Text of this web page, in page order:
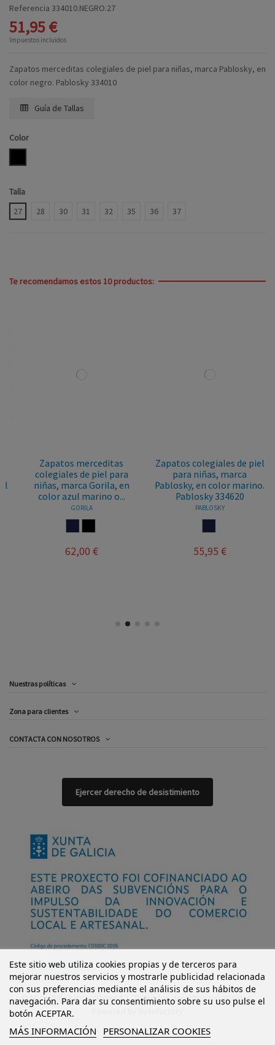
Referencia 334010.NEGRO.27
51,95 €
Impuestos incluidos
Zapatos merceditas colegiales de piel para niñas, marca Pablosky, en
color negro. Pablosky 334010
Guía de Tallas
Color
Talla
27
28 30 31 32 35 36 37
Te recomendamos estos 10 productos:
Zapatos merceditas
colegiales de piel para
niñas, marca Gorila, en
color azul marino o...
GORILA
62,00 €
Zapatos colegiales de piel
para niñas, marca
Pablosky, en color marino.
Pablosky 334620
PABLOSKY
55,95 €
Nuestras políticas
Zona para clientes
CONTACTA CON NOSOTROS
Este sitio web utiliza cookies propias y de terceros para
mejorar nuestros servicios y mostrarle publicidad relacionada
con sus preferencias mediante el análisis de sus hábitos de
navegación. Para dar su consentimiento sobre su uso pulse el
botón ACEPTAR.
MÁS INFORMACIÓN PERSONALIZAR COOKIES
Ejercer derecho de desistimiento
© Mi Castillo Kinder Shoes S.L. Todos los derechos reservados.